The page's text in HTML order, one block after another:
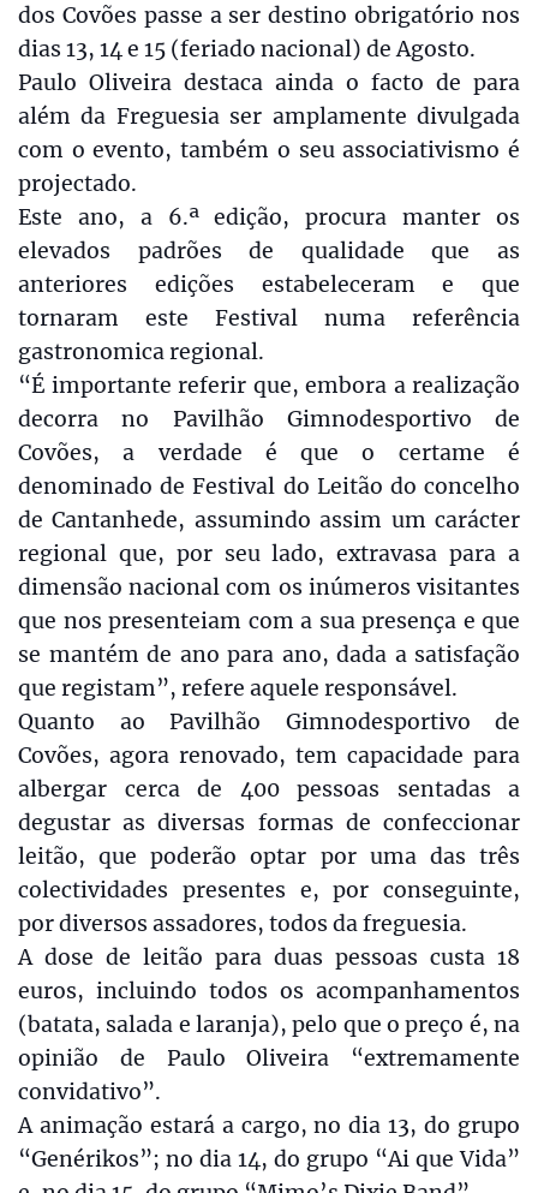
dos Covões passe a ser destino obrigatório nos
dias 13, 14 e 15 (feriado nacional) de Agosto.
Paulo Oliveira destaca ainda o facto de para
além da Freguesia ser amplamente divulgada
com o evento, também o seu associativismo é
projectado.
Este ano, a 6.ª edição, procura manter os
elevados padrões de qualidade que as
anteriores edições estabeleceram e que
tornaram este Festival numa referência
gastronomica regional.
“É importante referir que, embora a realização
decorra no Pavilhão Gimnodesportivo de
Covões, a verdade é que o certame é
denominado de Festival do Leitão do concelho
de Cantanhede, assumindo assim um carácter
regional que, por seu lado, extravasa para a
dimensão nacional com os inúmeros visitantes
que nos presenteiam com a sua presença e que
se mantém de ano para ano, dada a satisfação
que registam”, refere aquele responsável.
Quanto ao Pavilhão Gimnodesportivo de
Covões, agora renovado, tem capacidade para
albergar cerca de 400 pessoas sentadas a
degustar as diversas formas de confeccionar
leitão, que poderão optar por uma das três
colectividades presentes e, por conseguinte,
por diversos assadores, todos da freguesia.
A dose de leitão para duas pessoas custa 18
euros, incluindo todos os acompanhamentos
(batata, salada e laranja), pelo que o preço é, na
opinião de Paulo Oliveira “extremamente
convidativo”.
A animação estará a cargo, no dia 13, do grupo
“Genérikos”; no dia 14, do grupo “Ai que Vida”